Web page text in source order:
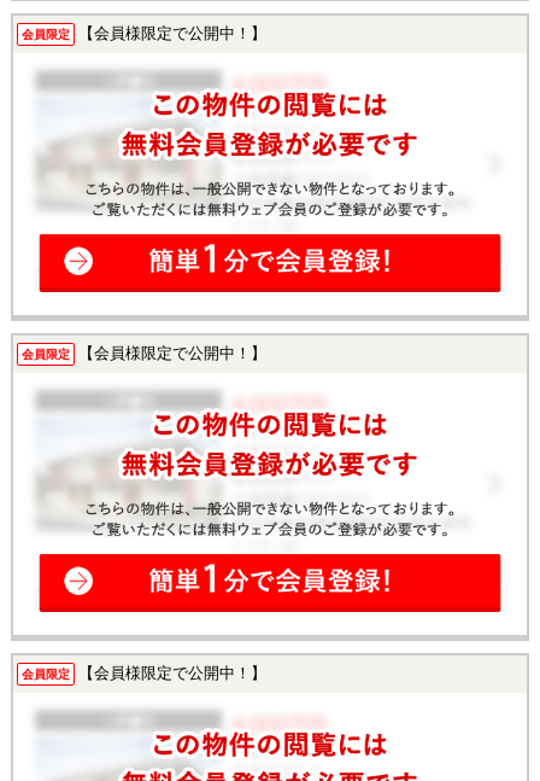
会員限定 【会員様限定で公開中！】
会員限定 【会員様限定で公開中！】
会員限定 【会員様限定で公開中！】